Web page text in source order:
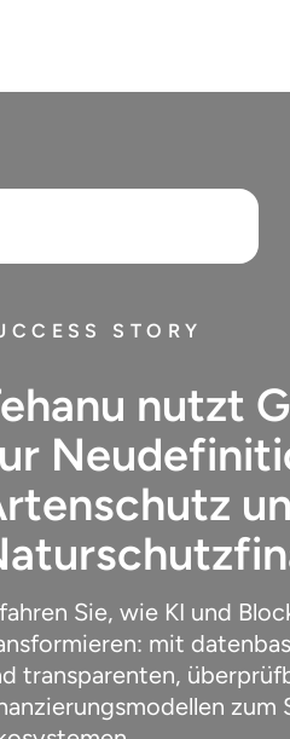
STORY
nutzt
Sie, wie KI und
mit
transparenten,
zum